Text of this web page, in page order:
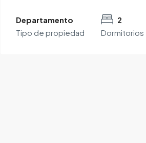
Departamento
Tipo de propiedad
2
Dormitorios